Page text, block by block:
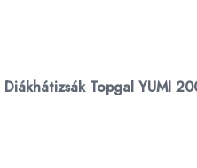
Diákhátizsák Topgal YUMI